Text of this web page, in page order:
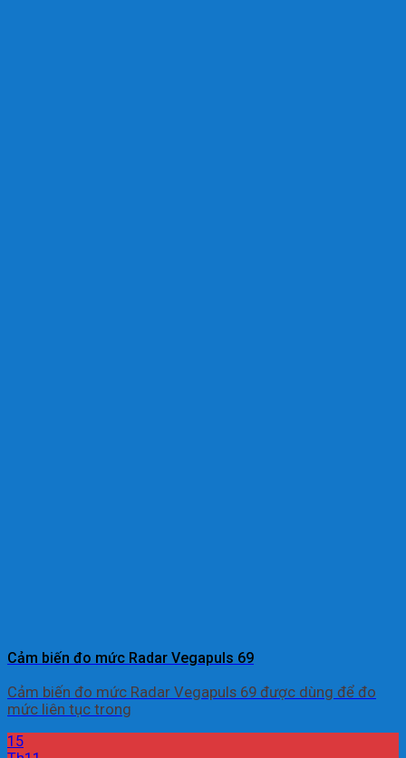
Cảm biến đo mức Radar Vegapuls 69
Cảm biến đo mức Radar Vegapuls 69 được dùng để đo
mức liên tục trong
15